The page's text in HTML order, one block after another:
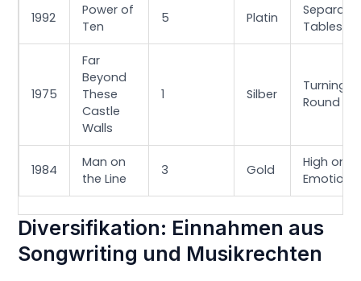
1992
Power of
Ten
5 Platin
Separate
Tables
1975
Far
Beyond
These
Castle
Walls
1 Silber
Turning
Round
1984
Man on
the Line
3 Gold
High on
Emotion
Diversifikation: Einnahmen aus
Songwriting und Musikrechten